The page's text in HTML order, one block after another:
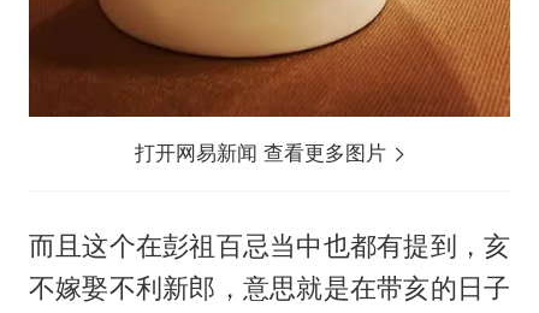
打开网易新闻 查看更多图片
而且这个在彭祖百忌当中也都有提到，亥
不嫁娶不利新郎，意思就是在带亥的日子